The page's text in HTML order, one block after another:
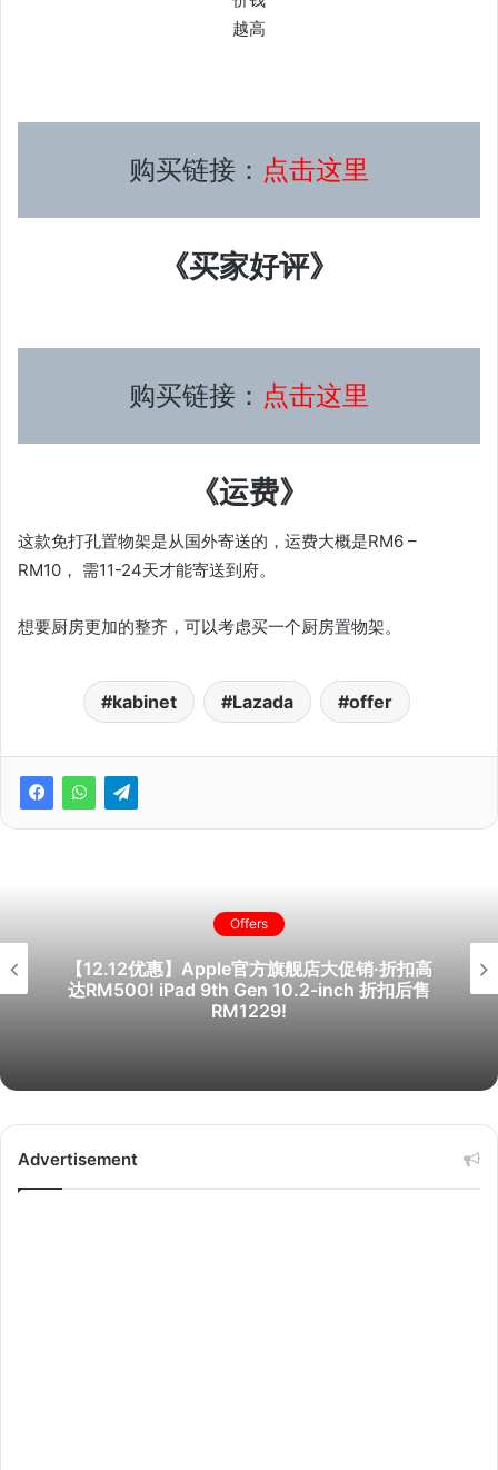
越高
购买链接： 点击这里
《买家好评》
购买链接： 点击这里
《运费》
这款免打孔置物架是从国外寄送的，运费大概是RM6 –
RM10， 需11-24天才能寄送到府。
想要厨房更加的整齐，可以考虑买一个厨房置物架。
kabinet Lazada offer
Offers
【12.12优惠】Apple官方旗舰店大促销·折扣高
达RM500! iPad 9th Gen 10.2-inch 折扣后售
RM1229!
Advertisement